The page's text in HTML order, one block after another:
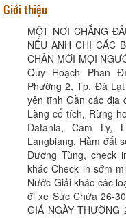
Giới thiệu
MỘT NƠI CHẲNG
NẾU ANH CHỊ CÁC
CHÂN MỜI MỌI
Quy Hoạch Phan
Phường 2, Tp. Đà
yên tĩnh Gần các địa
Làng cổ tích, Rừng
Datanla, Cam Ly,
Langbiang, Hầm đất
Dương Tùng, check
khác Check in sớm
Nước Giải khác các
đi xe Sức Chứa 26-
GIÁ NGÀY